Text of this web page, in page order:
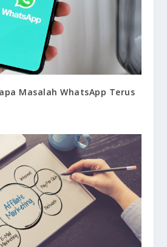
Masalah WhatsApp Terus